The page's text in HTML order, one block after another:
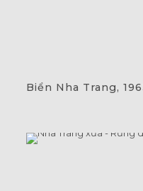
Biển Nha Trang,